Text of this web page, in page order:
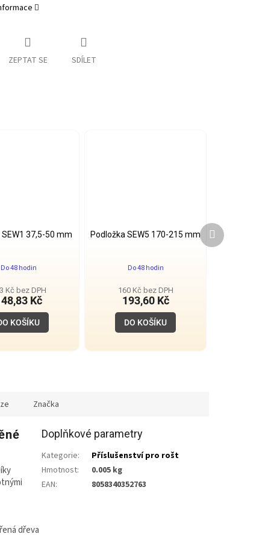
ZEPTAT SE SDÍLET
SEW1 37,5-50 mm
Do 48 hodin
Kč bez DPH
Kč
KOŠÍKU
Podložka SEW5 170-215 mm
Do 48 hodin
160 Kč bez DPH
193,60 Kč
DO KOŠÍKU
Další
produkt
Značka
dřeva
Doplňkové parametry
Kategorie:
Příslušenství pro rošt
Hmotnost:
0.005 kg
EAN: 8058340352763